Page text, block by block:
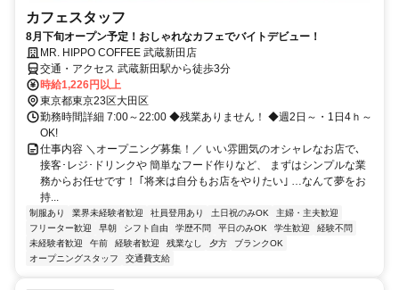
カフェスタッフ
8月下旬オープン予定！おしゃれなカフェでバイトデビュー！
MR. HIPPO COFFEE 武蔵新田店
交通・アクセス 武蔵新田駅から徒歩3分
時給1,226円以上
東京都東京23区大田区
勤務時間詳細 7:00～22:00 ◆残業ありません！ ◆週2日～・1日4ｈ～
OK!
仕事内容 ＼オープニング募集！／ いい雰囲気のオシャレなお店で､
接客･レジ･ドリンクや 簡単なフード作りなど、 まずはシンプルな業
務からお任せです！ ｢将来は自分もお店をやりたい｣ …なんて夢をお
持...
制服あり 業界未経験者歓迎 社員登用あり 土日祝のみOK
主婦・主夫歓迎
フリーター歓迎
早朝 シフト自由 学歴不問 平日のみOK 学生歓迎
経験不問
未経験者歓迎
午前 経験者歓迎 残業なし 夕方
ブランクOK
オープニングスタッフ
交通費支給